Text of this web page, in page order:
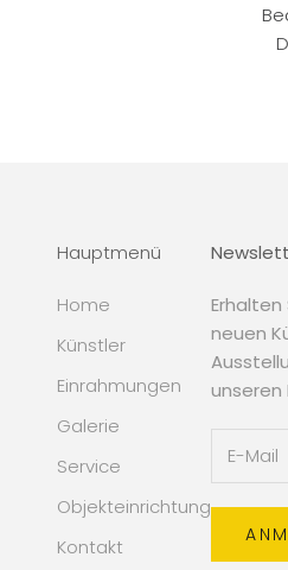
Hauptmenü
Home
Künstler
Einrahmungen
Galerie
Service
Objekteinrichtung
Kontakt
Erhalten
neuen